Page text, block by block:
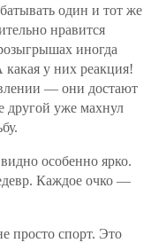
один и тот же
нравится
иногда
у них реакция!
— они достают
другой уже махнул
особенно ярко.
Каждое очко —
просто спорт. Это